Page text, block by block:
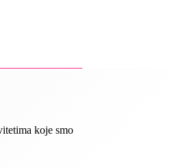
koje smo